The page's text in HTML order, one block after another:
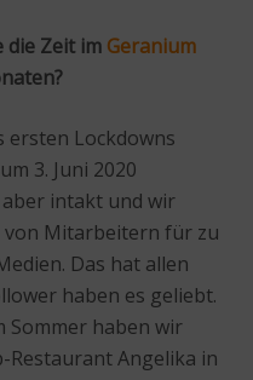
die Zeit im Geranium
ersten Lockdowns
3. Juni 2020
aber intakt und wir
Mitarbeitern für zu
Das hat allen
haben es geliebt.
Sommer haben wir
Restaurant Angelika in